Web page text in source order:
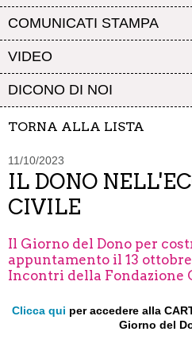
COMUNICATI STAMPA
VIDEO
DICONO DI NOI
TORNA ALLA LISTA
11/10/2023
IL DONO
CIVILE
Il Giorno del Dono per
appuntamento il 13
Incontri della Fondazione
Clicca qui per accedere alla
Giorno del